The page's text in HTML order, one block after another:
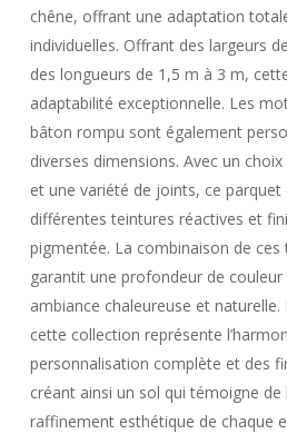
chêne, offrant une adaptation
individuelles. Offrant des largeurs
des longueurs de 1,5 m à 3 m,
adaptabilité exceptionnelle. Les
bâton rompu sont également
diverses dimensions. Avec un
et une variété de joints, ce
différentes teintures réactives et
pigmentée. La combinaison de ces
garantit une profondeur de
ambiance chaleureuse et
cette collection représente
personnalisation complète et des
créant ainsi un sol qui témoigne de
raffinement esthétique de chaque